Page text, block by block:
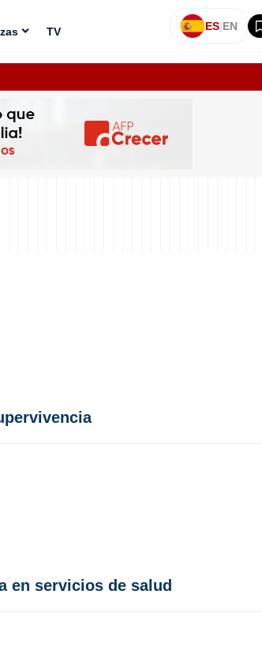
TV ES|EN
en servicios de salud